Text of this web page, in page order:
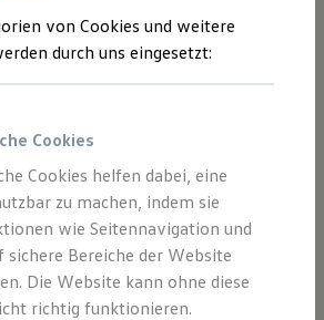
Angebote
Leasing
Leasing
ohne Anzahlung
mit Schlussrate
und Garantien
von Cookies und weitere
durch uns eingesetzt:
Cookies
Cookies helfen dabei, eine
zu machen, indem sie
wie Seitennavigation und
sichere Bereiche der Website
Die Website kann ohne diese
richtig funktionieren.